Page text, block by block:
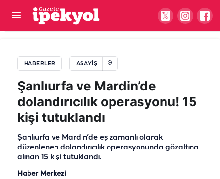
HABERLER ASAYIŞ
Şanlıurfa ve Mardin’de
dolandırıcılık operasyonu! 15
kişi tutuklandı
Şanlıurfa ve Mardin’de eş zamanlı olarak
düzenlenen dolandırıcılık operasyonunda gözaltına
alınan 15 kişi tutuklandı.
Haber Merkezi
Şanlıurfa’da iki araç çarpıştı! Motosiklet sürücüsü